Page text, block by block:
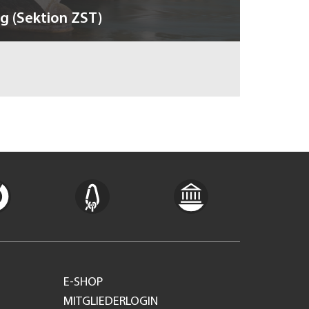
(Sektion ZST)
E-SHOP
MITGLIEDERLOGIN